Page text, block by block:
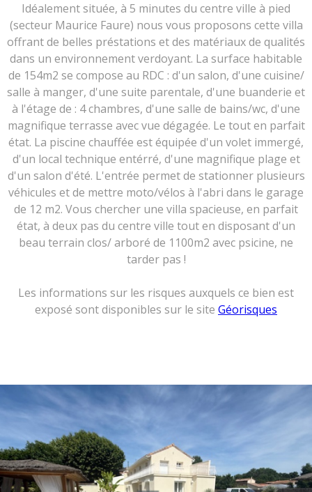
Idéalement située, à 5 minutes du centre ville à pied
(secteur Maurice Faure) nous vous proposons cette villa
offrant de belles préstations et des matériaux de qualités
dans un environnement verdoyant. La surface habitable
de 154m2 se compose au RDC : d'un salon, d'une cuisine/
salle à manger, d'une suite parentale, d'une buanderie et
à l'étage de : 4 chambres, d'une salle de bains/wc, d'une
magnifique terrasse avec vue dégagée. Le tout en parfait
état. La piscine chauffée est équipée d'un volet immergé,
d'un local technique entérré, d'une magnifique plage et
d'un salon d'été. L'entrée permet de stationner plusieurs
véhicules et de mettre moto/vélos à l'abri dans le garage
de 12 m2. Vous chercher une villa spacieuse, en parfait
état, à deux pas du centre ville tout en disposant d'un
beau terrain clos/ arboré de 1100m2 avec psicine, ne
tarder pas !
Les informations sur les risques auxquels ce bien est
exposé sont disponibles sur le site Géorisques